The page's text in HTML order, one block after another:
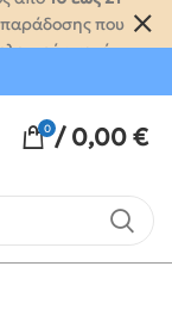
0 / 0,00€
παράδοσης που
κατά